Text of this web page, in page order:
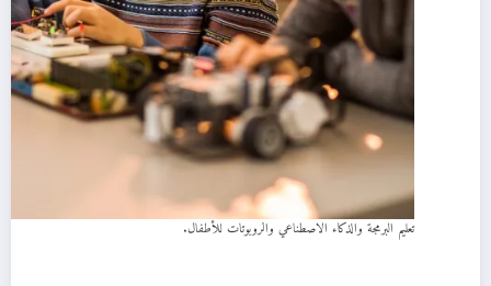
تعليم البرمجة والذكاء الاصطناعي والروبوتات للأطفال.